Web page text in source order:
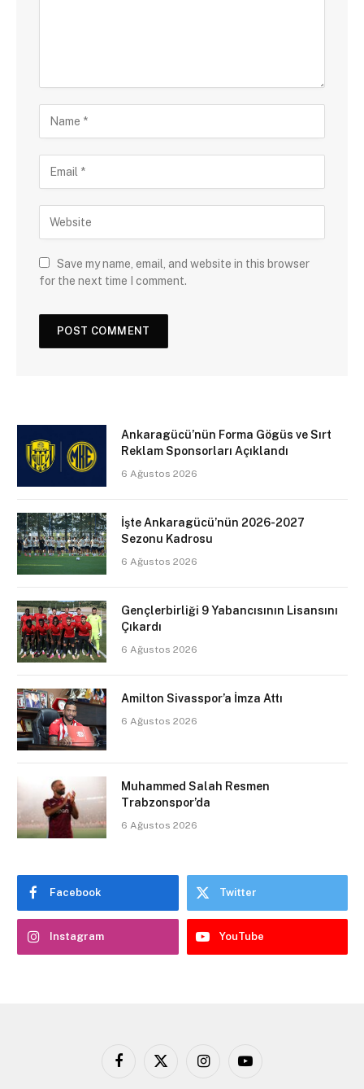
Save my name, email, and website in this browser
for the next time I comment.
Ankaragücü’nün Forma Gögüs ve Sırt
Reklam Sponsorları Açıklandı
6 Ağustos 2026
İşte Ankaragücü’nün 2026-2027
Sezonu Kadrosu
6 Ağustos 2026
Gençlerbirliği 9 Yabancısının Lisansını
Çıkardı
6 Ağustos 2026
Amilton Sivasspor’a İmza Attı
6 Ağustos 2026
Muhammed Salah Resmen
Trabzonspor’da
6 Ağustos 2026
Facebook Twitter
Instagram YouTube
Facebook
X
InstagramYouTube